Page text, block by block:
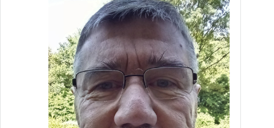
Transformation
(20.09.2024)